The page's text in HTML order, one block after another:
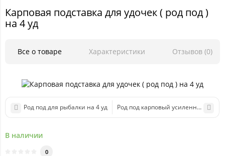
Карповая подставка для удочек ( род под )
на 4 уд
Все о товаре Характеристики Отзывов (0)
Род под для рыбалки на 4 уд Род под карповый усиленный на 4
В наличии
0